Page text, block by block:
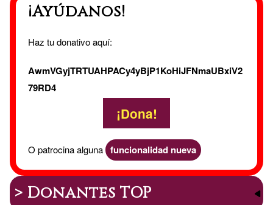
¡Ayúdanos!
Haz tu donativo aquí:
AwmVGyjTRTUAHPACy4yBjP1KoHiJFNmaUBxiV2
79RD4
¡Dona!
O patrocina alguna funcionalidad nueva
> Donantes TOP